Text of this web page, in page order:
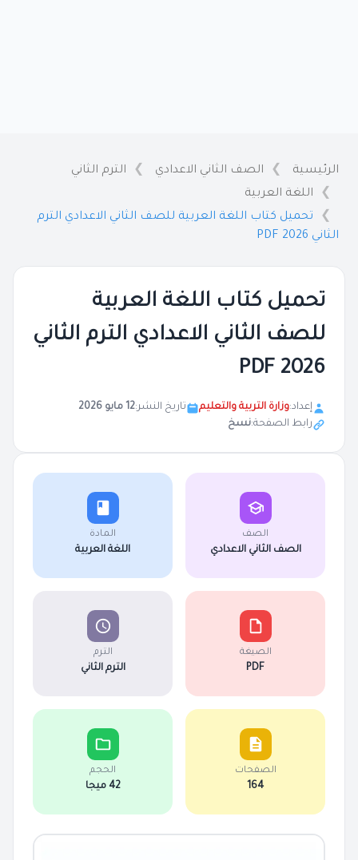
الرئيسية الصف الثاني الاعدادي
الترم الثاني
اللغة العربية
تحميل كتاب اللغة العربية للصف الثاني الاعدادي الترم
الثاني 2026 PDF
تحميل كتاب اللغة العربية
للصف الثاني الاعدادي الترم الثاني
2026 PDF
إعداد:وزارة التربية والتعليم تاريخ النشر:12 مايو 2026
رابط الصفحة:نسخ
الصف
الصف الثاني الاعدادي
المادة
اللغة العربية
الصيغة
PDF
الترم
الترم الثاني
الصفحات
164
الحجم
42 ميجا